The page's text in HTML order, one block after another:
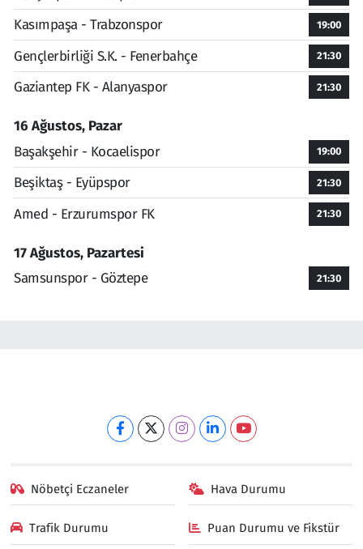
Kasımpaşa - Trabzonspor 19:00
Gençlerbirliği S.K. - Fenerbahçe 21:30
Gaziantep FK - Alanyaspor 21:30
16 Ağustos, Pazar
Başakşehir - Kocaelispor
19:00
Beşiktaş - Eyüpspor 21:30
Amed - Erzurumspor FK 21:30
17 Ağustos, Pazartesi
Samsunspor - Göztepe
21:30
Nöbetçi Eczaneler Hava Durumu
Trafik Durumu Puan Durumu ve Fikstür